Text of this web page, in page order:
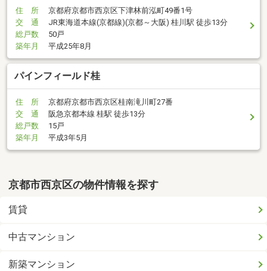
住 所
京都府京都市西京区下津林前泓町49番1号
交 通
JR東海道本線(京都線)(京都～大阪) 桂川駅 徒歩13分
総戸数
50戸
築年月
平成25年8月
パインフィールド桂
住 所
京都府京都市西京区桂南滝川町27番
交 通
阪急京都本線 桂駅 徒歩13分
総戸数
15戸
築年月
平成3年5月
京都市西京区の物件情報を探す
賃貸
中古マンション
新築マンション